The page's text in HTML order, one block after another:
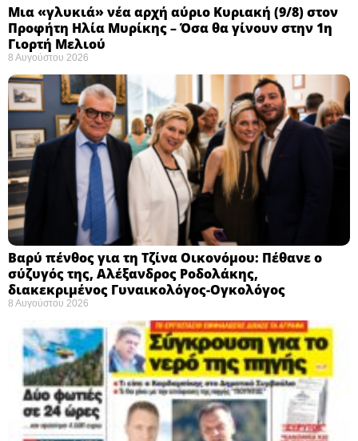
Μια «γλυκιά» νέα αρχή αύριο Κυριακή (9/8) στον
Προφήτη Ηλία Μυρίκης – Όσα θα γίνουν στην 1η
Γιορτή Μελιού
8 Αυγούστου 2026
Βαρύ πένθος για τη Τζίνα Οικονόμου: Πέθανε ο
σύζυγός της, Αλέξανδρος Ροδολάκης,
διακεκριμένος Γυναικολόγος-Ογκολόγος
8 Αυγούστου 2026